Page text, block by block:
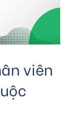
viên